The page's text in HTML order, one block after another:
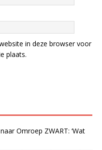
in deze browser voor
plaats.
Omroep ZWART: ‘Wat